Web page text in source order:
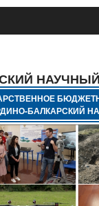
БАЛКАРСКИЙ